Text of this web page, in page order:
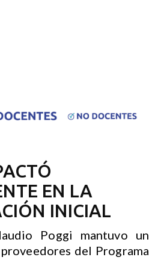
EN LA
INICIAL
Poggi mantuvo un
del Programa